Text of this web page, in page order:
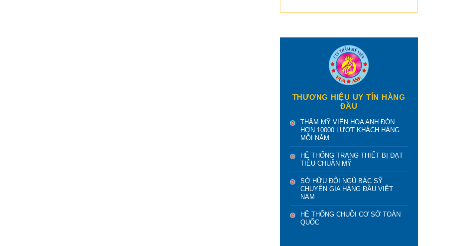
THƯƠNG HIỆU UY TÍN HÀNG
ĐẦU
THẨM MỸ VIỆN HOA ANH ĐÓN
HƠN 10000 LƯỢT KHÁCH HÀNG
MỖI NĂM
HỆ THỐNG TRANG THIẾT BỊ ĐẠT
TIÊU CHUẨN MỸ
SỞ HỮU ĐỘI NGŨ BÁC SỸ
CHUYÊN GIA HÀNG ĐẦU VIỆT
NAM
HỆ THỐNG CHUỖI CƠ SỞ TOÀN
QUỐC